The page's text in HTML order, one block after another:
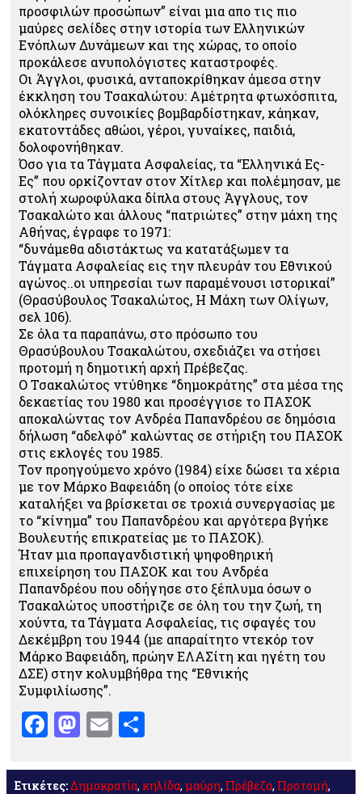
προσφιλών προσώπων” είναι μια απο τις πιο
μαύρες σελίδες στην ιστορία των Ελληνικών
Ενόπλων Δυνάμεων και της χώρας, το οποίο
προκάλεσε ανυπολόγιστες καταστροφές.
Οι Άγγλοι, φυσικά, ανταποκρίθηκαν άμεσα στην
έκκληση του Τσακαλώτου: Αμέτρητα φτωχόσπιτα,
ολόκληρες συνοικίες βομβαρδίστηκαν, κάηκαν,
εκατοντάδες αθώοι, γέροι, γυναίκες, παιδιά,
δολοφονήθηκαν.
Όσο για τα Τάγματα Ασφαλείας, τα “Ελληνικά Ες-
Ες” που ορκίζονταν στον Χίτλερ και πολέμησαν, με
στολή χωροφύλακα δίπλα στους Άγγλους, τον
Τσακαλώτο και άλλους “πατριώτες” στην μάχη της
Αθήνας, έγραφε το 1971:
“δυνάμεθα αδιστάκτως να κατατάξωμεν τα
Τάγματα Ασφαλείας εις την πλευράν του Εθνικού
αγώνος..οι υπηρεσίαι των παραμένουσι ιστορικαί”
(Θρασύβουλος Τσακαλώτος, Η Μάχη των Ολίγων,
σελ 106).
Σε όλα τα παραπάνω, στο πρόσωπο του
Θρασύβουλου Τσακαλώτου, σχεδιάζει να στήσει
προτομή η δημοτική αρχή Πρέβεζας.
Ο Τσακαλώτος ντύθηκε “δημοκράτης” στα μέσα της
δεκαετίας του 1980 και προσέγγισε το ΠΑΣΟΚ
αποκαλώντας τον Ανδρέα Παπανδρέου σε δημόσια
δήλωση “αδελφό” καλώντας σε στήριξη του ΠΑΣΟΚ
στις εκλογές του 1985.
Τον προηγούμενο χρόνο (1984) είχε δώσει τα χέρια
με τον Μάρκο Βαφειάδη (ο οποίος τότε είχε
καταλήξει να βρίσκεται σε τροχιά συνεργασίας με
το “κίνημα” του Παπανδρέου και αργότερα βγήκε
Βουλευτής επικρατείας με το ΠΑΣΟΚ).
Ήταν μια προπαγανδιστική ψηφοθηρική
επιχείρηση του ΠΑΣΟΚ και του Ανδρέα
Παπανδρέου που οδήγησε στο ξέπλυμα όσων ο
Τσακαλώτος υποστήριζε σε όλη του την ζωή, τη
χούντα, τα Τάγματα Ασφαλείας, τις σφαγές του
Δεκέμβρη του 1944 (με απαραίτητο ντεκόρ τον
Μάρκο Βαφειάδη, πρώην ΕΛΑΣίτη και ηγέτη του
ΔΣΕ) στην κολυμβήθρα της “Εθνικής
Συμφιλίωσης”.
Facebook
Mastodon
Email
Ετικέτες:Δημοκρατία, κηλίδα, μαύρη, Πρέβεζα, Προτομή,